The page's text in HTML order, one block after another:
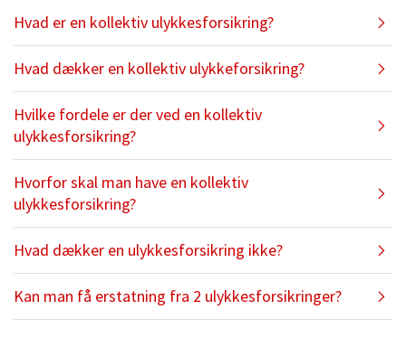
Hvad er en kollektiv ulykkesforsikring?
Hvad dækker en kollektiv ulykkeforsikring?
Hvilke fordele er der ved en kollektiv
ulykkesforsikring?
Hvorfor skal man have en kollektiv
ulykkesforsikring?
Hvad dækker en ulykkesforsikring ikke?
Kan man få erstatning fra 2 ulykkesforsikringer?